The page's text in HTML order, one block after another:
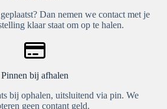
Dan nemen we contact met je
klaar staat om op te halen.
Pinnen bij afhalen
bij ophalen, uitsluitend via pin. We
geen contant geld.